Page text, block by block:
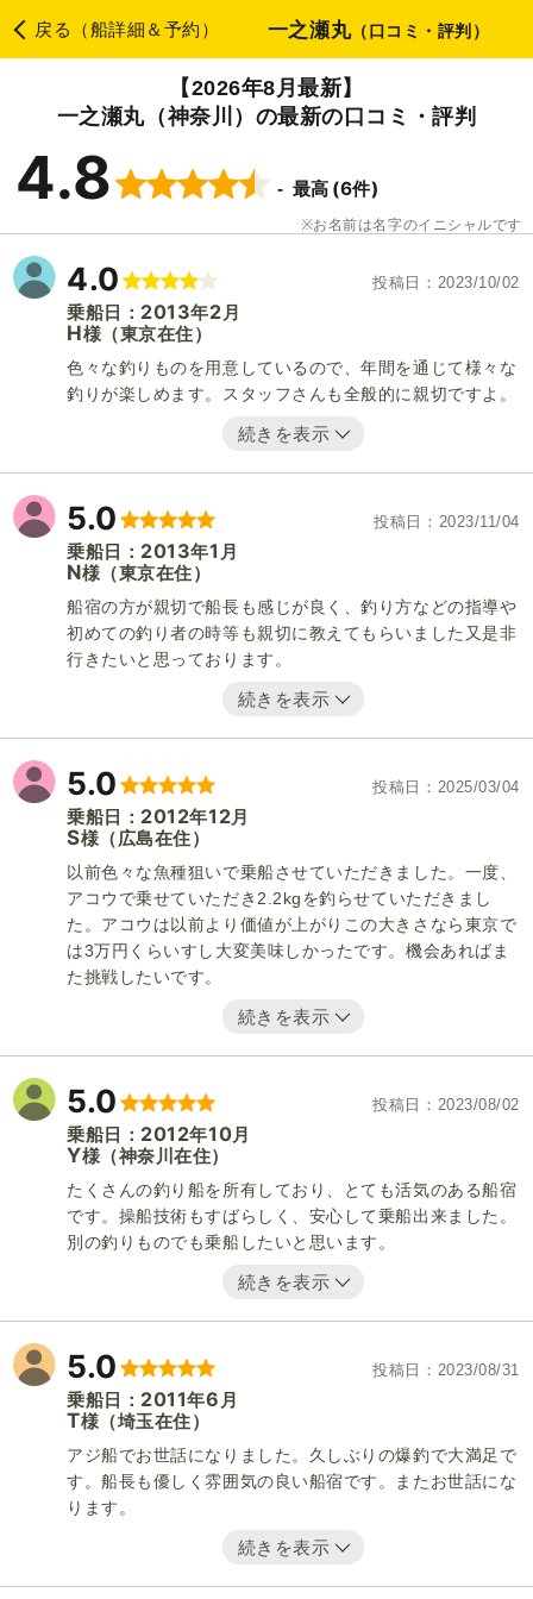
戻る（船詳細＆予約） 一之瀬丸（口コミ・評判）
【2026年8月最新】
一之瀬丸（神奈川）の最新の口コミ・評判
4.8 最高 (6件)
お名前は名字のイニシャルです
4.0 投稿日 2023/10/02
乗船日： 2013年2 月
H様 （東京在住）
色々な釣りものを用意しているので、年間を通じて様々な
釣りが楽しめます。スタッフさんも全般的に親切ですよ。
続きを表示
5.0 投稿日 2023/11/04
乗船日： 2013年1 月
N様 （東京在住）
船宿の方が親切で船長も感じが良く、釣り方などの指導や
初めての釣り者の時等も親切に教えてもらいました又是非
行きたいと思っております。
続きを表示
5.0 投稿日 2025/03/04
乗船日： 2012年12月
S様 （広島在住）
以前色々な魚種狙いで乗船させていただきました。一度、
アコウで乗せていただき2.2kgを釣らせていただきまし
た。アコウは以前より価値が上がりこの大きさなら東京で
は3万円くらいすし大変美味しかったです。機会あればま
た挑戦したいです。
続きを表示
5.0 投稿日 2023/08/02
乗船日： 2012年10月
Y様 （神奈川在住）
たくさんの釣り船を所有しており、とても活気のある船宿
です。操船技術もすばらしく、安心して乗船出来ました。
別の釣りものでも乗船したいと思います。
続きを表示
5.0 投稿日 2023/08/31
乗船日： 2011年6 月
T様 （埼玉在住）
アジ船でお世話になりました。久しぶりの爆釣で大満足で
す。船長も優しく雰囲気の良い船宿です。またお世話にな
ります。
続きを表示